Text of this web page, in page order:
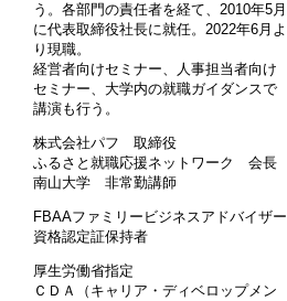
う。各部門の責任者を経て、2010年5月
に代表取締役社長に就任。2022年6月よ
り現職。
経営者向けセミナー、人事担当者向け
セミナー、大学内の就職ガイダンスで
講演も行う。
株式会社パフ 取締役
ふるさと就職応援ネットワーク 会長
南山大学 非常勤講師
FBAAファミリービジネスアドバイザー
資格認定証保持者
厚生労働省指定
ＣＤＡ（キャリア・ディベロップメン